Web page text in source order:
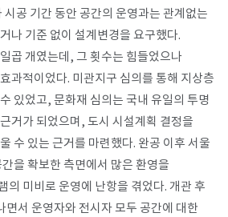
시공 기간 동안 공간의 운영과는 관계없는
나 기준 없이 설계변경을 요구했다.
곱 개였는데, 그 횟수는 힘들었으나
과적이었다. 미관지구 심의를 통해 지상층
있었고, 문화재 심의는 국내 유일의 투명
거가 되었으며, 도시 시설계획 결정을
수 있는 근거를 마련했다. 완공 이후 서울
을 확보한 측면에서 많은 환영을
의 미비로 운영에 난항을 겪었다. 개관 후
면서 운영자와 전시자 모두 공간에 대한